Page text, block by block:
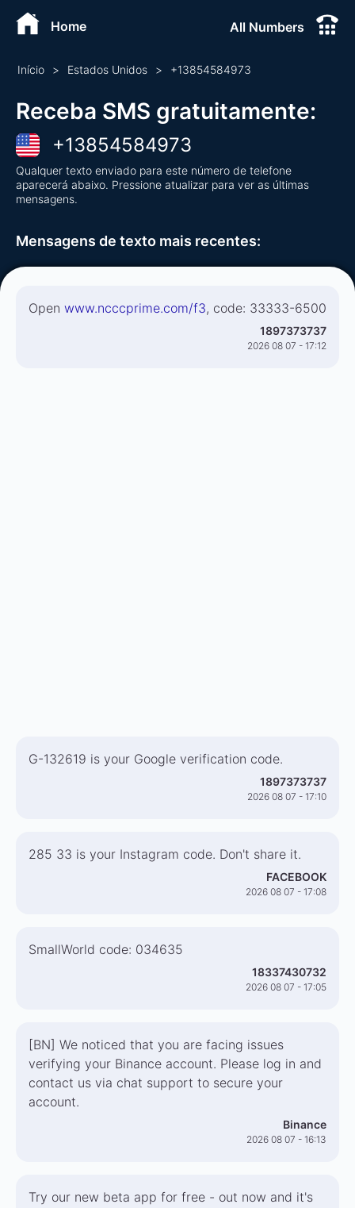
Home All Numbers
Início > Estados Unidos > +13854584973
Receba SMS gratuitamente:
+13854584973
Qualquer texto enviado para este número de telefone
aparecerá abaixo. Pressione atualizar para ver as últimas
mensagens.
Mensagens de texto mais recentes:
Open www.ncccprime.com/f3, code: 33333-6500
1897373737
2026 08 07 - 17:12
G-132619 is your Google verification code.
1897373737
2026 08 07 - 17:10
285 33 is your Instagram code. Don't share it.
FACEBOOK
2026 08 07 - 17:08
SmallWorld code: 034635
18337430732
2026 08 07 - 17:05
[BN] We noticed that you are facing issues
verifying your Binance account. Please log in and
contact us via chat support to secure your
account.
Binance
2026 08 07 - 16:13
Try our new beta app for free - out now and it's